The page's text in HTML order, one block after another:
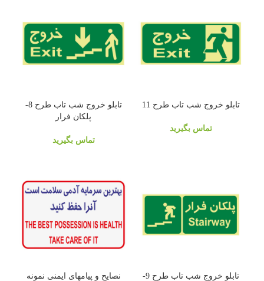
تابلو خروج شب تاب طرح 11
تماس بگیرید
تابلو خروج شب تاب طرح 8-
پلکان فرار
تماس بگیرید
تابلو خروج شب تاب طرح 9-
نصایح و پیامهای ایمنی نمونه